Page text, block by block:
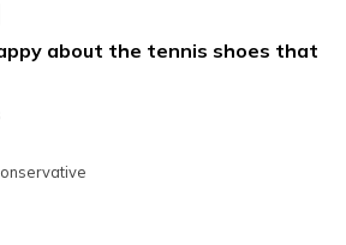
about the tennis shoes that